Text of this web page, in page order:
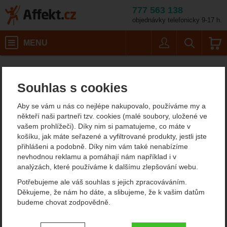
Souhlas s cookies
Aby se vám u nás co nejlépe nakupovalo, používáme my a
někteří naši partneři tzv. cookies (malé soubory, uložené ve
vašem prohlížeči). Díky nim si pamatujeme, co máte v
košíku, jak máte seřazené a vyfiltrované produkty, jestli jste
přihlášeni a podobně. Díky nim vám také nenabízíme
nevhodnou reklamu a pomáhají nám například i v
analýzách, které používáme k dalšímu zlepšování webu.
Potřebujeme ale váš souhlas s jejich zpracováváním.
Děkujeme, že nám ho dáte, a slibujeme, že k vašim datům
budeme chovat zodpovědně.
Nastavení souhlasů s kategoriemi
777 563 138
objednávky telefonicky 9-17 h.
MENU
Vybavení pro lyžování a skialpinismus Leki
Vybavení pro lyžování a
skialpinismus Leki
Filtrování podle parametrů
CENA (KČ)
-
EXTRA
Doporučujeme
NejzajímavějšíNejlevnější Nejdražší
nejprodávanějšíchdostupnosti
Produkty
Leki PRC 650 65240871 Leki XTA 5.5 65249431